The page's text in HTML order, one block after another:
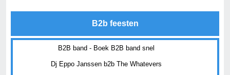
B2b feesten
B2B band - Boek B2B band snel
Dj Eppo Janssen b2b The Whatevers